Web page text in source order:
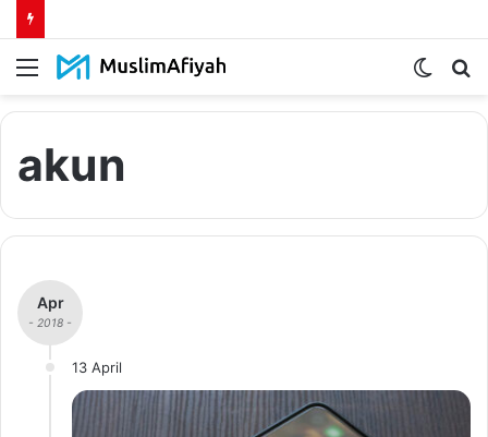
Menu
Switch
akun
Apr
- 2018 -
13 April